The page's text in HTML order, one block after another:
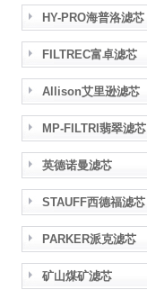
HY-PRO海普洛滤芯
FILTREC富卓滤芯
Allison艾里逊滤芯
MP-FILTRI翡翠滤芯
英德诺曼滤芯
STAUFF西德福滤芯
PARKER派克滤芯
矿山煤矿滤芯